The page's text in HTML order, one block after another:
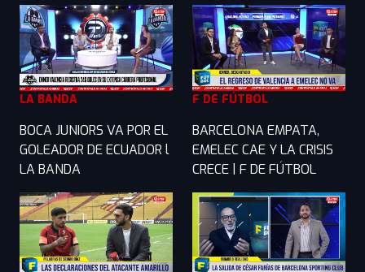
LA BANDA
BOCA JUNIORS VA POR EL
GOLEADOR DE ECUADOR l
LA BANDA
F DE FÚTBOL
BARCELONA EMPATA,
EMELEC CAE Y LA CRISIS
CRECE | F DE FÚTBOL